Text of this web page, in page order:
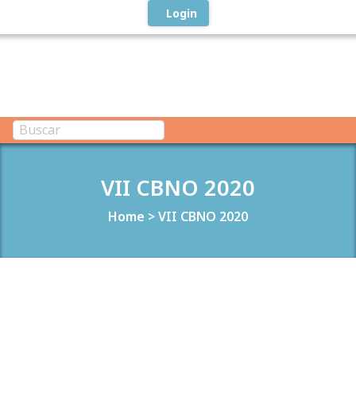
Login
VII CBNO 2020
Home >VII CBNO 2020